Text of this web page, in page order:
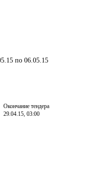
по 06.05.15
Окончание тендера
29.04.15, 03:00